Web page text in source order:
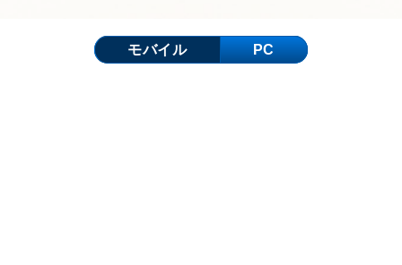
モバイル PC